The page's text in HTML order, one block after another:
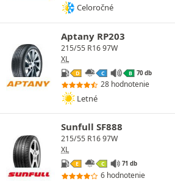
Celoročné
Aptany RP203
215/55 R16 97W
XL
D C B 70 db
28 hodnotenie
Letné
Sunfull SF888
215/55 R16 97W
XL
E C 71 db
6 hodnotenie